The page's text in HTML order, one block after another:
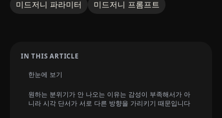
미드저니 파라미터
미드저니 프롬프트
IN THIS ARTICLE
한눈에 보기
원하는 분위기가 안 나오는 이유는 감성이 부족해서가 아
니라 시각 단서가 서로 다른 방향을 가리키기 때문입니다